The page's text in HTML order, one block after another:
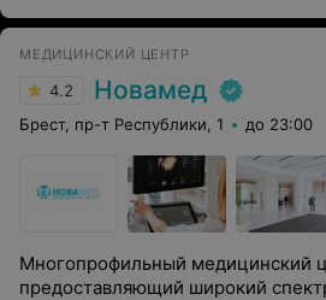
МЕДИЦИНСКИЙ ЦЕНТР
4.2 Новамед
Брест, пр-т Республики, 1 до 23:00
Многопрофильный медицинский
предоставляющий широкий